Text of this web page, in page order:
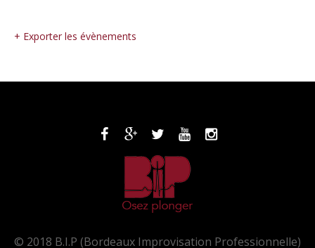
+ Exporter les évènements
© 2018 B.I.P (Bordeaux Improvisation Professionnelle)